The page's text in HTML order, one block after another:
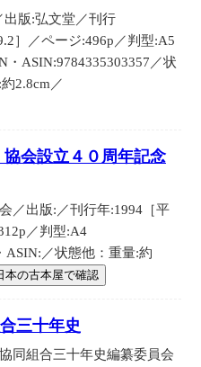
版:弘文堂／刊行
］／ページ:496p／判型:A5
・ASIN:9784335303357／状
2.8cm／
会設立４０周年記念
／出版:／刊行年:1994［平
／判型:A4
ASIN:／状態他：重量:約
本の古本屋で確認
三十年史
同組合三十年史編纂委員会